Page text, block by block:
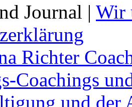
Journal | Wir
Richter
Coachings
und